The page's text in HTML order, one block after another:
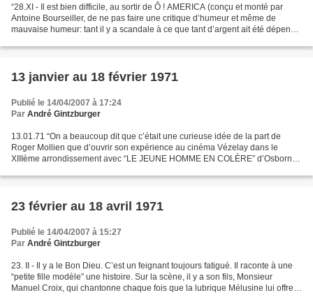
“28.XI - Il est bien difficile, au sortir de Ô ! AMERICA (conçu et monté par
Antoine Bourseiller, de ne pas faire une critique d’humeur et même de
mauvaise humeur: tant il y a scandale à ce que tant d’argent ait été dépensé
13 janvier au 18 février 1971
Publié le 14/04/2007 à 17:24
Par André Gintzburger
13.01.71 “On a beaucoup dit que c’était une curieuse idée de la part de
Roger Mollien que d’ouvrir son expérience au cinéma Vézelay dans le
XIIIème arrondissement avec “LE JEUNE HOMME EN COLÈRE” d’Osborne.
23 février au 18 avril 1971
Publié le 14/04/2007 à 15:27
Par André Gintzburger
23. II - Il y a le Bon Dieu. C’est un feignant toujours fatigué. Il raconte à une
“petite fille modèle” une histoire. Sur la scène, il y a son fils, Monsieur
Manuel Croix, qui chantonne chaque fois que la lubrique Mélusine lui offre